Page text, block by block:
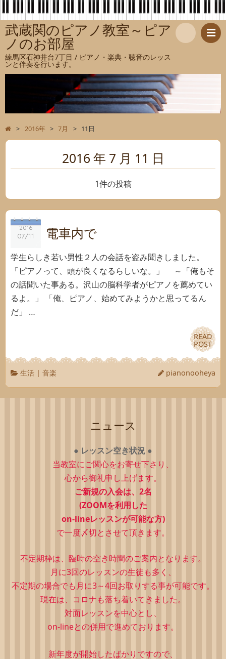
武蔵関のピアノ教室～ピア
ノのお部屋
練馬区石神井台7丁目 / ピアノ・楽典・聴音のレッス
ンと伴奏を行います。
索
> 2016年 > 7月 > 11日
2016 年 7 月 11 日
1件の投稿
2016
07/11
2016
07/11 電車内で
学生らしき若い男性２人の会話を盗み聞きしました。
「ピアノって、頭が良くなるらしいな。」 ～「俺もそ
の話聞いた事ある。沢山の脳科学者がピアノを薦めてい
るよ。」 「俺、ピアノ、始めてみようかと思ってるん
だ」 …
READ
POST
READ
POST
生活 |音楽 pianonooheya
ニュース
● レッスン空き状況 ●
当教室にご関心をお寄せ下さり、
心から御礼申し上げます。
ご新規の入会は、2名
(ZOOMを利用した
on-lineレッスンが可能な方)
で一度〆切とさせて頂きます。
不定期枠は、 臨時の空き時間のご案内となります。
月に3回のレッスンの生徒も多く、
不定期の場合でも月に3～4回お取りする事が可能です。
現在は、コロナも落ち着いてきました。
対面レッスンを中心とし、
on-lineとの併用で進めております。
新年度が開始したばかりですので、